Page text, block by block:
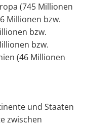
(745 Millionen
Millionen bzw.
bzw.
bzw.
(46 Millionen
und Staaten
zwischen